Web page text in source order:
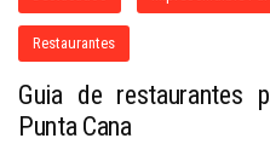
Restaurantes
Guia de restaurantes
Punta Cana